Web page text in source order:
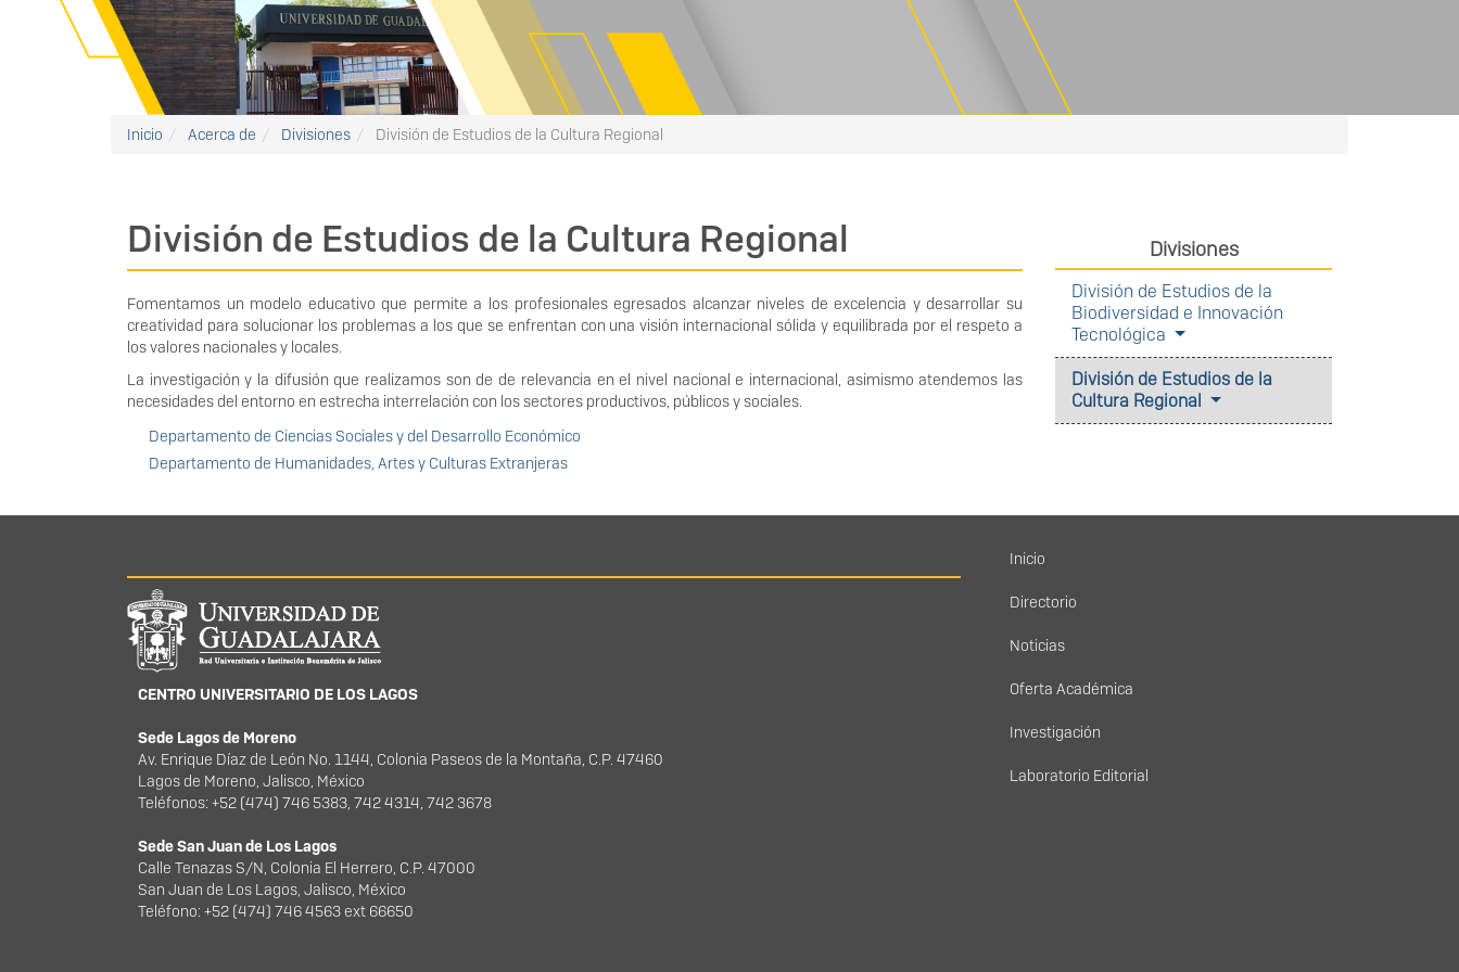
Inicio Acerca de Divisiones División de Estudios de la Cultura Regional
División de Estudios de la Cultura Regional
Fomentamos un modelo educativo que permite a los profesionales egresados alcanzar niveles de excelencia y desarrollar su
creatividad para solucionar los problemas a los que se enfrentan con una visión internacional sólida y equilibrada por el respeto a
los valores nacionales y locales.
La investigación y la difusión que realizamos son de de relevancia en el nivel nacional e internacional, asimismo atendemos las
necesidades del entorno en estrecha interrelación con los sectores productivos, públicos y sociales.
Departamento de Ciencias Sociales y del Desarrollo Económico
Departamento de Humanidades, Artes y Culturas Extranjeras
Divisiones
División de Estudios de la
Biodiversidad e Innovación
Tecnológica
División de Estudios de la
Cultura Regional
Información del portal
CENTRO UNIVERSITARIO DE LOS LAGOS
Sede Lagos de Moreno
Av. Enrique Díaz de León No. 1144, Colonia Paseos de la Montaña, C.P. 47460
Lagos de Moreno, Jalisco, México
Teléfonos: +52 (474) 746 5383, 742 4314, 742 3678
Sede San Juan de Los Lagos
Calle Tenazas S/N, Colonia El Herrero, C.P. 47000
San Juan de Los Lagos, Jalisco, México
Teléfono: +52 (474) 746 4563 ext 66650
Menú principal
Inicio
Directorio
Noticias
Oferta Académica
Investigación
Laboratorio Editorial